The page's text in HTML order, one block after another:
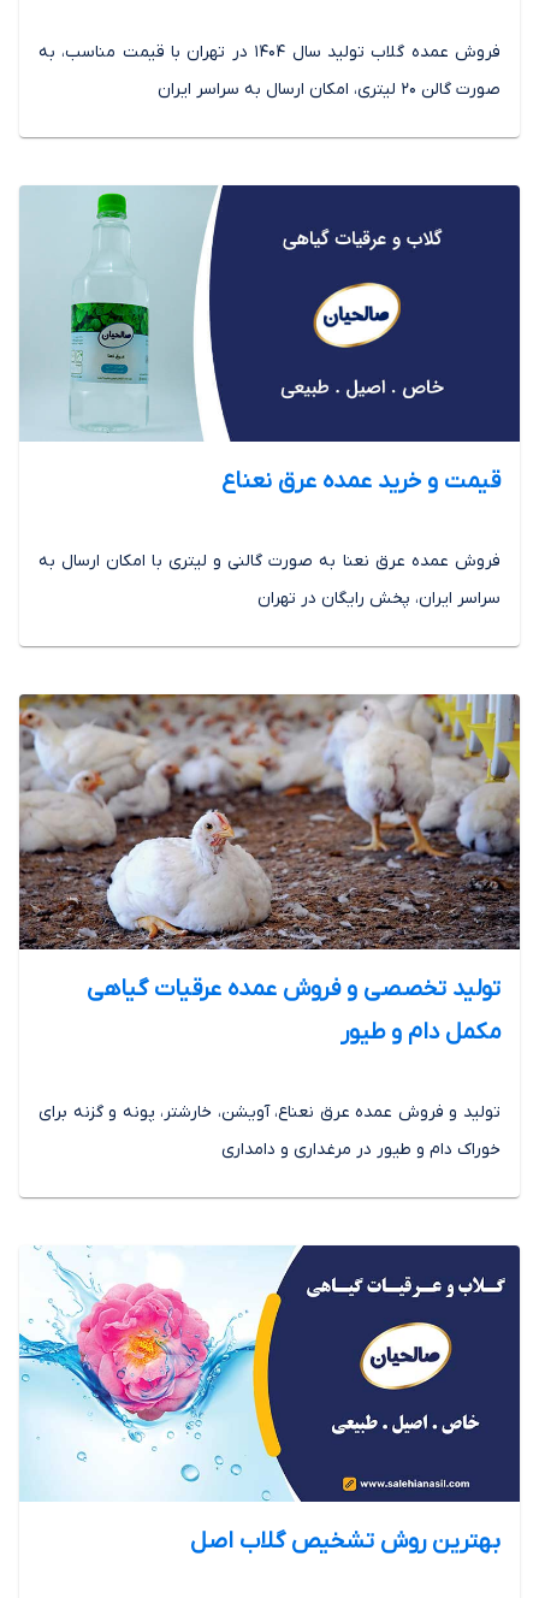
فروش عمده گلاب تولید سال 1404 در تهران با قیمت مناسب، به
صورت گالن 20 لیتری، امکان ارسال به سراسر ایران
قیمت و خرید عمده عرق نعناع
فروش عمده عرق نعنا به صورت گالنی و لیتری با امکان ارسال به
سراسر ایران، پخش رایگان در تهران
تولید تخصصی و فروش عمده عرقیات گیاهی
مکمل دام و طیور
تولید و فروش عمده عرق نعناع، آویشن، خارشتر، پونه و گزنه برای
خوراک دام و طیور در مرغداری و دامداری
بهترین روش تشخیص گلاب اصل